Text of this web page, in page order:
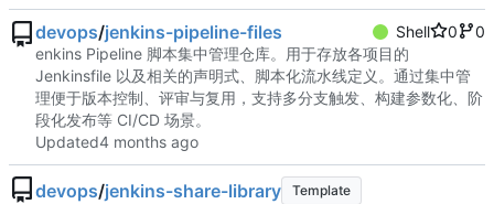
devops/jenkins-pipeline-files Shell 0
0
enkins Pipeline 脚本集中管理仓库。用于存放各项目的
Jenkinsfile 以及相关的声明式、脚本化流水线定义。通过集中管
理便于版本控制、评审与复用，支持多分支触发、构建参数化、阶
段化发布等 CI/CD 场景。
Updated
devops/jenkins-share-library Template